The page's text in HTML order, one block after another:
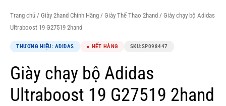
Trang chủ / Giày 2hand Chính Hãng / Giày Thể Thao 2hand / Giày chạy bộ Adidas
Ultraboost 19 G27519 2hand
THƯƠNG HIỆU: ADIDAS ● HẾT HÀNG SKU:SP098447
Giày chạy bộ Adidas
Ultraboost 19 G27519 2hand